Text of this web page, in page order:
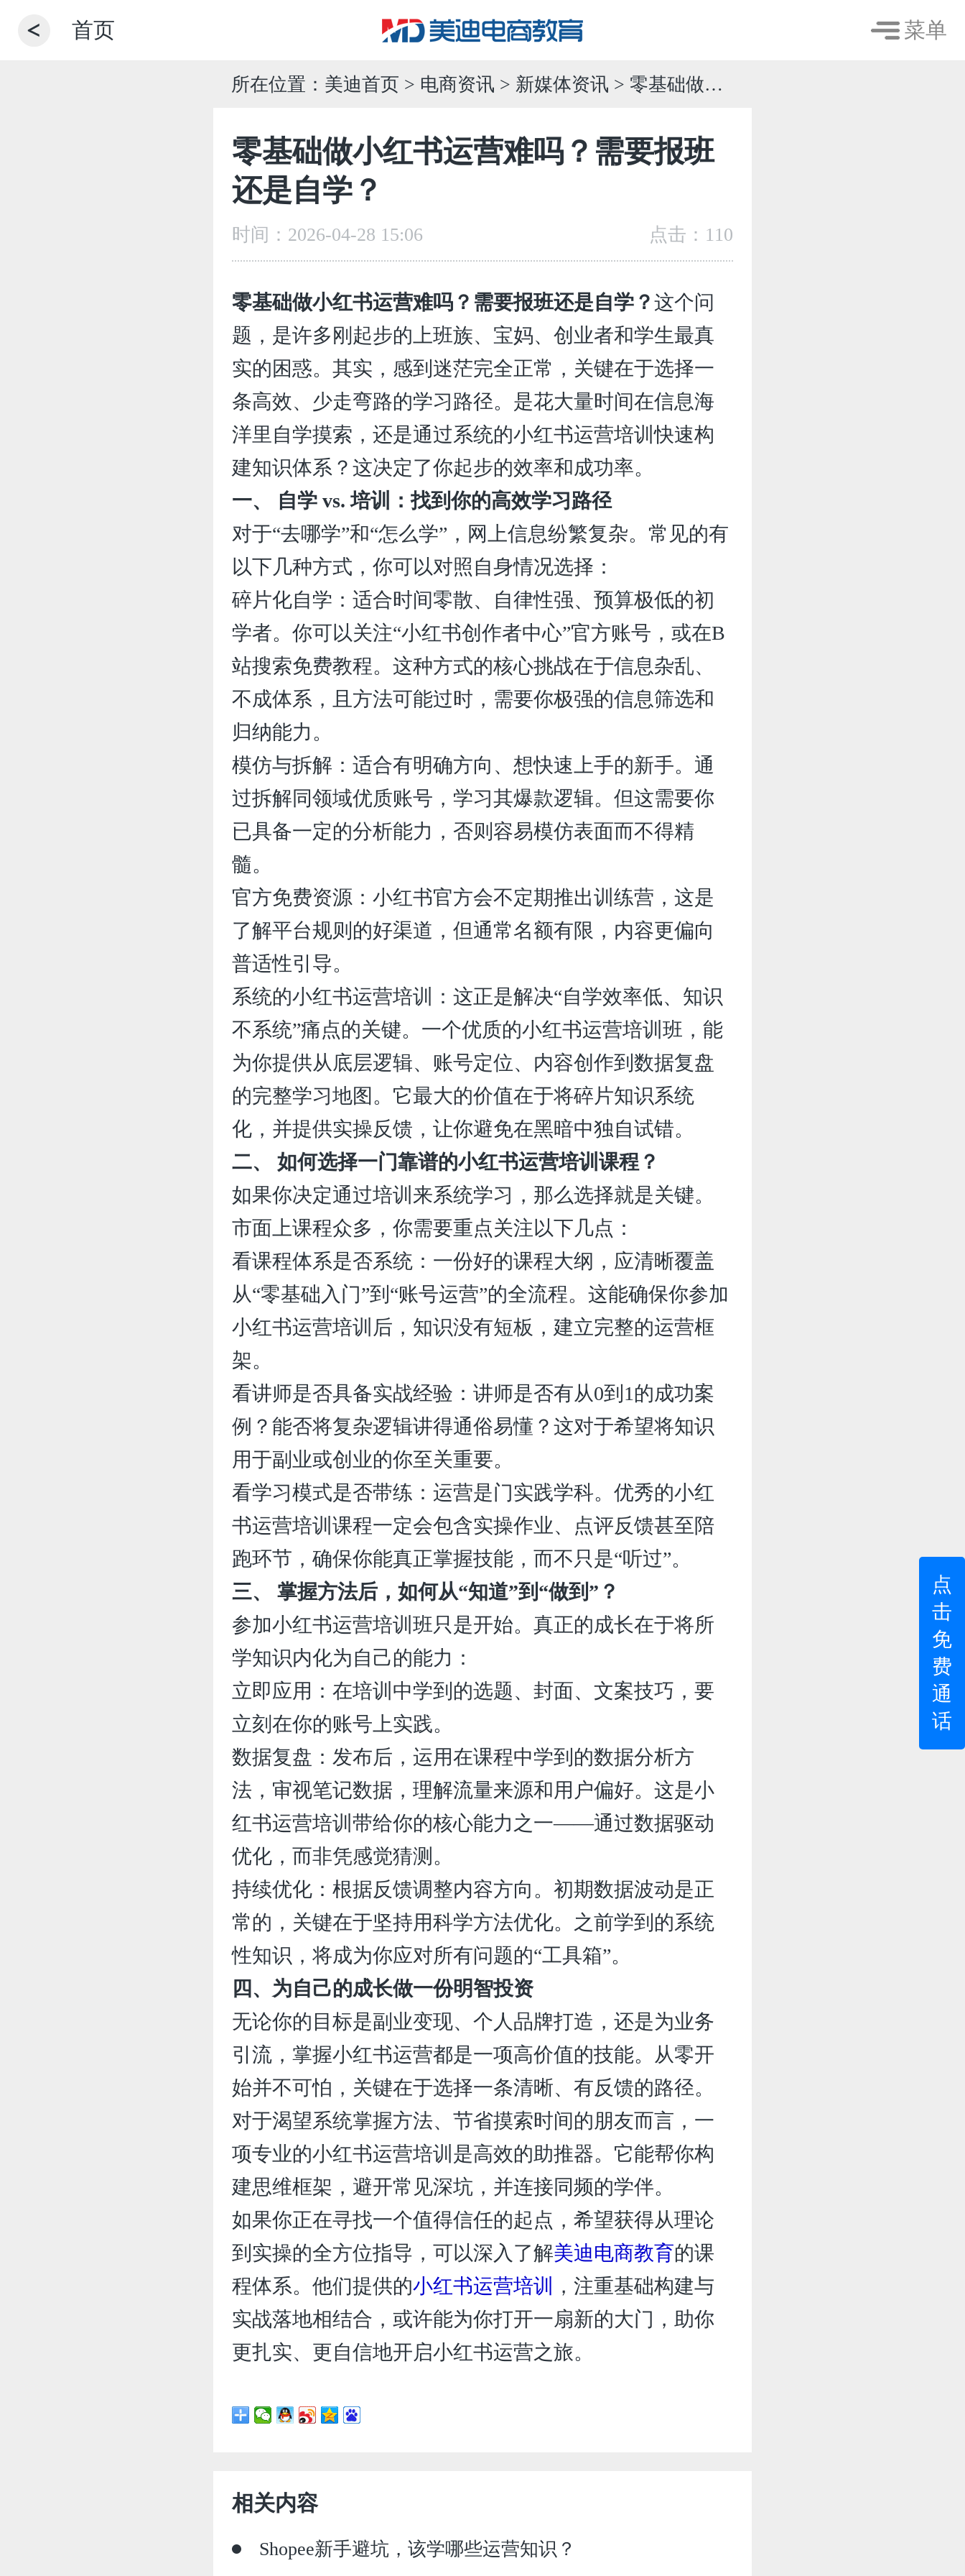
首页 菜单
所在位置： 美迪首页 > 电商资讯 > 新媒体资讯 > 零基础做小红书运营难吗？需要报班还是自学？
零基础做小红书运营难吗？需要报班
还是自学？
点击： 110
时间：2026-04-28 15:06
零基础做小红书运营难吗？需要报班还是自学？这个问
题，是许多刚起步的上班族、宝妈、创业者和学生最真
实的困惑。其实，感到迷茫完全正常，关键在于选择一
条高效、少走弯路的学习路径。是花大量时间在信息海
洋里自学摸索，还是通过系统的小红书运营培训快速构
建知识体系？这决定了你起步的效率和成功率。
一、 自学 vs. 培训：找到你的高效学习路径
对于“去哪学”和“怎么学”，网上信息纷繁复杂。常见的有
以下几种方式，你可以对照自身情况选择：
碎片化自学：适合时间零散、自律性强、预算极低的初
学者。你可以关注“小红书创作者中心”官方账号，或在B
站搜索免费教程。这种方式的核心挑战在于信息杂乱、
不成体系，且方法可能过时，需要你极强的信息筛选和
归纳能力。
模仿与拆解：适合有明确方向、想快速上手的新手。通
过拆解同领域优质账号，学习其爆款逻辑。但这需要你
已具备一定的分析能力，否则容易模仿表面而不得精
髓。
官方免费资源：小红书官方会不定期推出训练营，这是
了解平台规则的好渠道，但通常名额有限，内容更偏向
普适性引导。
系统的小红书运营培训：这正是解决“自学效率低、知识
不系统”痛点的关键。一个优质的小红书运营培训班，能
为你提供从底层逻辑、账号定位、内容创作到数据复盘
的完整学习地图。它最大的价值在于将碎片知识系统
化，并提供实操反馈，让你避免在黑暗中独自试错。
二、 如何选择一门靠谱的小红书运营培训课程？
如果你决定通过培训来系统学习，那么选择就是关键。
市面上课程众多，你需要重点关注以下几点：
看课程体系是否系统：一份好的课程大纲，应清晰覆盖
从“零基础入门”到“账号运营”的全流程。这能确保你参加
小红书运营培训后，知识没有短板，建立完整的运营框
架。
看讲师是否具备实战经验：讲师是否有从0到1的成功案
例？能否将复杂逻辑讲得通俗易懂？这对于希望将知识
用于副业或创业的你至关重要。
看学习模式是否带练：运营是门实践学科。优秀的小红
书运营培训课程一定会包含实操作业、点评反馈甚至陪
跑环节，确保你能真正掌握技能，而不只是“听过”。
三、 掌握方法后，如何从“知道”到“做到”？
参加小红书运营培训班只是开始。真正的成长在于将所
学知识内化为自己的能力：
立即应用：在培训中学到的选题、封面、文案技巧，要
立刻在你的账号上实践。
数据复盘：发布后，运用在课程中学到的数据分析方
法，审视笔记数据，理解流量来源和用户偏好。这是小
红书运营培训带给你的核心能力之一——通过数据驱动
优化，而非凭感觉猜测。
持续优化：根据反馈调整内容方向。初期数据波动是正
常的，关键在于坚持用科学方法优化。之前学到的系统
性知识，将成为你应对所有问题的“工具箱”。
四、为自己的成长做一份明智投资
无论你的目标是副业变现、个人品牌打造，还是为业务
引流，掌握小红书运营都是一项高价值的技能。从零开
始并不可怕，关键在于选择一条清晰、有反馈的路径。
对于渴望系统掌握方法、节省摸索时间的朋友而言，一
项专业的小红书运营培训是高效的助推器。它能帮你构
建思维框架，避开常见深坑，并连接同频的学伴。
如果你正在寻找一个值得信任的起点，希望获得从理论
到实操的全方位指导，可以深入了解美迪电商教育的课
程体系。他们提供的小红书运营培训
，注重基础构建与
实战落地相结合，或许能为你打开一扇新的大门，助你
更扎实、更自信地开启小红书运营之旅。
相关内容
Shopee新手避坑，该学哪些运营知识？
点
击
免
费
通
话